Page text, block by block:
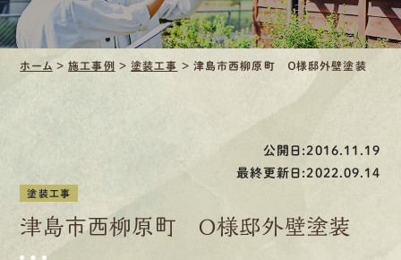
施工事例
ホーム >施工事例 >塗装工事 > 津島市西柳原町 Ｏ様邸外壁塗装
公開日:2016.11.19
最終更新日:2022.09.14
塗装工事
津島市西柳原町 Ｏ様邸外壁塗装